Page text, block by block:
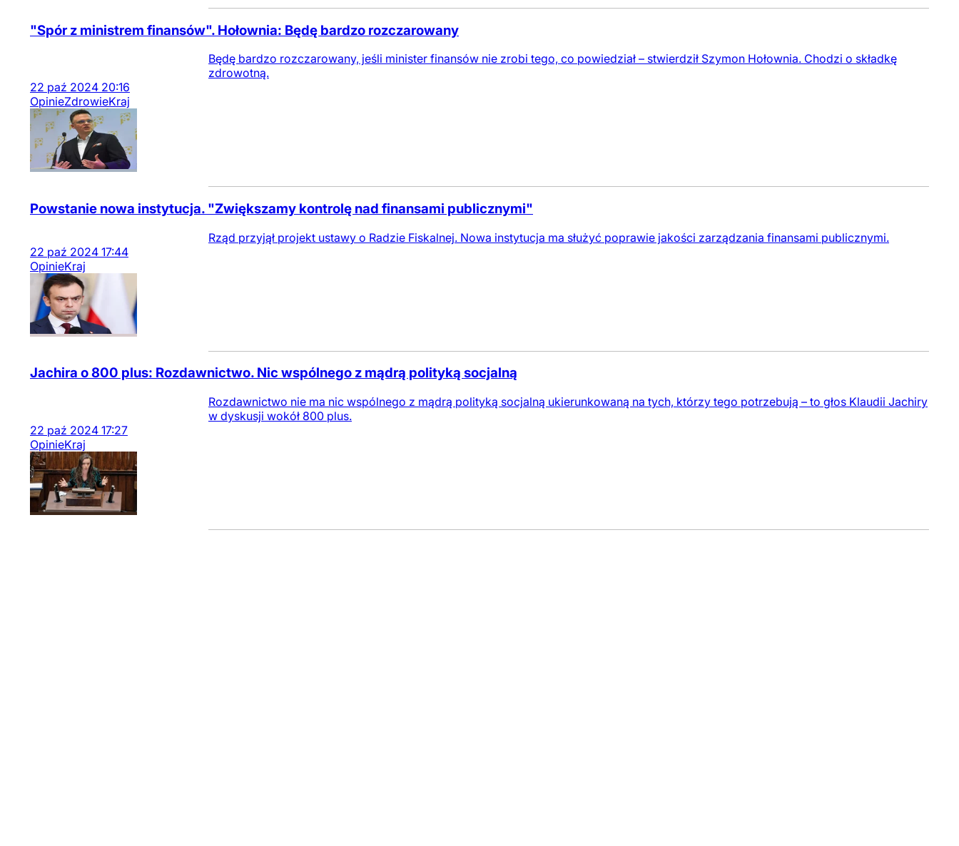
"Spór z ministrem finansów". Hołownia: Będę bardzo rozczarowany
Będę bardzo rozczarowany, jeśli minister finansów nie zrobi tego, co powiedział – stwierdził Szymon Hołownia. Chodzi o składkę
zdrowotną.
22 paź 2024 20:16
OpinieZdrowieKraj
Powstanie nowa instytucja. "Zwiększamy kontrolę nad finansami publicznymi"
Rząd przyjął projekt ustawy o Radzie Fiskalnej. Nowa instytucja ma służyć poprawie jakości zarządzania finansami publicznymi.
22 paź 2024 17:44
OpinieKraj
Jachira o 800 plus: Rozdawnictwo. Nic wspólnego z mądrą polityką socjalną
Rozdawnictwo nie ma nic wspólnego z mądrą polityką socjalną ukierunkowaną na tych, którzy tego potrzebują – to głos Klaudii Jachiry
w dyskusji wokół 800 plus.
22 paź 2024 17:27
OpinieKraj